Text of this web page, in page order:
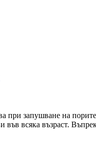
при запушване на
всяка възраст.